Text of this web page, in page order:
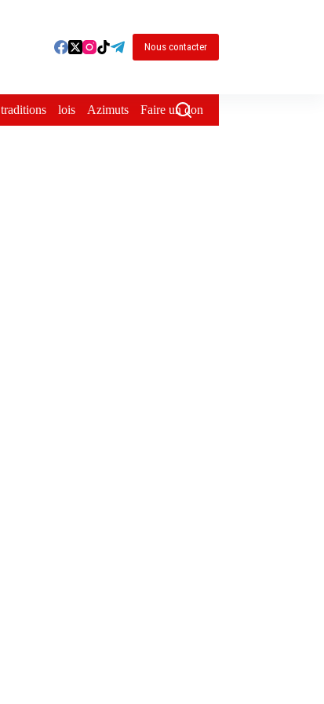
Nous contacter
traditions lois Azimuts Faire un don